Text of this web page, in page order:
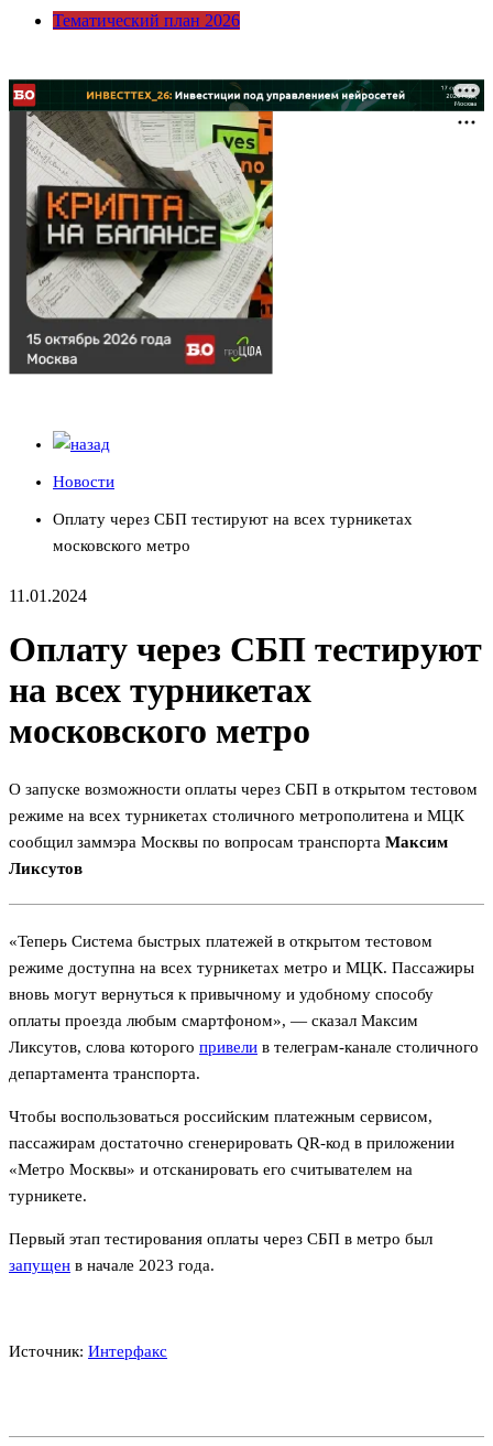
Тематический план 2026
Новости
Оплату через СБП тестируют на всех турникетах
московского метро
11.01.2024
Оплату через СБП тестируют
на всех турникетах
московского метро
О запуске возможности оплаты через СБП в открытом тестовом
режиме на всех турникетах столичного метрополитена и МЦК
сообщил заммэра Москвы по вопросам транспорта Максим
Ликсутов
«Теперь Система быстрых платежей в открытом тестовом
режиме доступна на всех турникетах метро и МЦК. Пассажиры
вновь могут вернуться к привычному и удобному способу
оплаты проезда любым смартфоном», — сказал Максим
Ликсутов, слова которого привели в телеграм-канале столичного
департамента транспорта.
Чтобы воспользоваться российским платежным сервисом,
пассажирам достаточно сгенерировать QR-код в приложении
«Метро Москвы» и отсканировать его считывателем на
турникете.
Первый этап тестирования оплаты через СБП в метро был
запущен в начале 2023 года.
Источник: Интерфакс